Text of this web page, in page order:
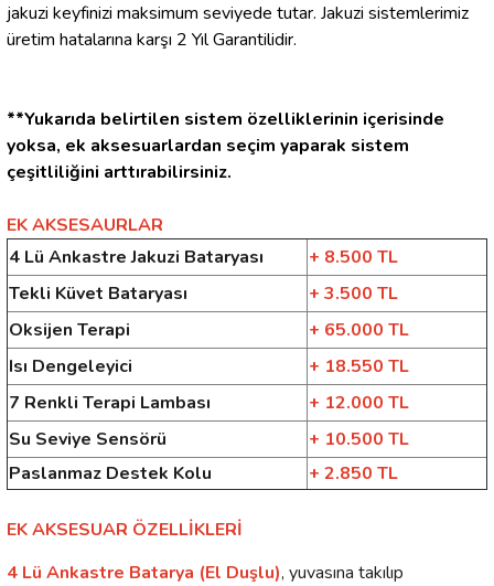
jakuzi keyfinizi maksimum seviyede tutar. Jakuzi sistemlerimiz
üretim hatalarına karşı 2 Yıl Garantilidir.
**Yukarıda belirtilen sistem özelliklerinin içerisinde
yoksa, ek aksesuarlardan seçim yaparak sistem
çeşitliliğini arttırabilirsiniz.
EK AKSESAURLAR
4 Lü Ankastre Jakuzi Bataryası
+ 8.500 TL
Tekli Küvet Bataryası
+ 3.500 TL
Oksijen Terapi
+ 65.000 TL
Isı Dengeleyici
+ 18.550 TL
7 Renkli Terapi Lambası
+ 12.000 TL
Su Seviye Sensörü
+ 10.500 TL
Paslanmaz Destek Kolu
+ 2.850 TL
EK AKSESUAR ÖZELLİKLERİ
4 Lü Ankastre Batarya (El Duşlu), yuvasına takılıp